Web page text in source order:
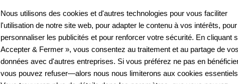
Nous utilisons des cookies et d'autres technologies pour vous faciliter
l'utilisation de notre site web, pour adapter le contenu à vos intérêts, pour
personnaliser les publicités et pour renforcer votre sécurité. En cliquant
Accepter & Fermer », vous consentez au traitement et au partage de vos
données avec d'autres entreprises. Si vous préférez ne pas en
vous pouvez refuser—alors nous nous limiterons aux cookies